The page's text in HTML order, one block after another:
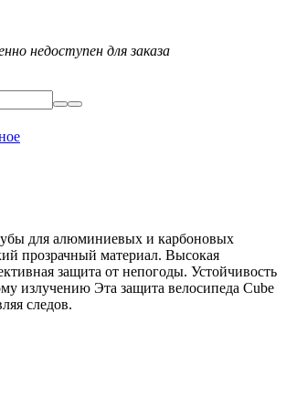
недоступен для заказа
для алюминиевых и карбоновых
прозрачный материал. Высокая
защита от непогоды. Устойчивость
излучению Эта защита велосипеда Cube
следов.